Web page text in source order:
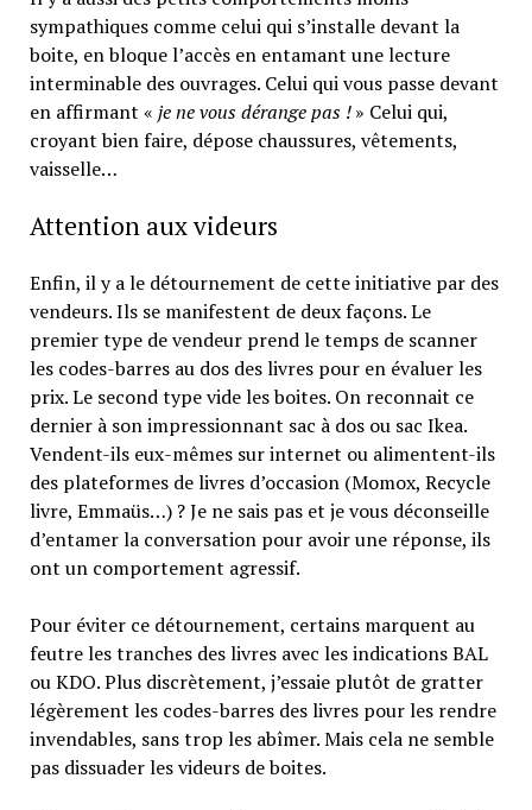
sympathiques comme celui qui s’installe devant la
boite, en bloque l’accès en entamant une lecture
interminable des ouvrages. Celui qui vous passe devant
en affirmant « je ne vous dérange pas !» Celui qui,
croyant bien faire, dépose chaussures, vêtements,
vaisselle…
Attention aux videurs
Enfin, il y a le détournement de cette initiative par des
vendeurs. Ils se manifestent de deux façons. Le
premier type de vendeur prend le temps de scanner
les codes-barres au dos des livres pour en évaluer les
prix. Le second type vide les boites. On reconnait ce
dernier à son impressionnant sac à dos ou sac Ikea.
Vendent-ils eux-mêmes sur internet ou alimentent-ils
des plateformes de livres d’occasion (Momox, Recycle
livre, Emmaüs…) ? Je ne sais pas et je vous déconseille
d’entamer la conversation pour avoir une réponse, ils
ont un comportement agressif.
Pour éviter ce détournement, certains marquent au
feutre les tranches des livres avec les indications BAL
ou KDO. Plus discrètement, j’essaie plutôt de gratter
légèrement les codes-barres des livres pour les rendre
invendables, sans trop les abîmer. Mais cela ne semble
pas dissuader les videurs de boites.